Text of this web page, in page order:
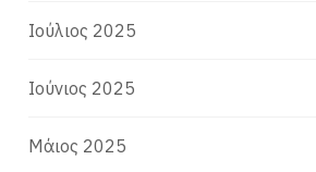
Ιούλιος 2025
Ιούνιος 2025
Μάιος 2025